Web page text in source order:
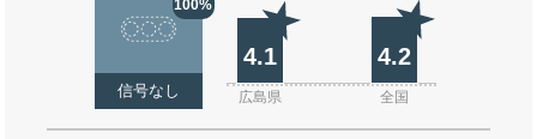
100%
信号なし
4.1 4.2
広島県 全国